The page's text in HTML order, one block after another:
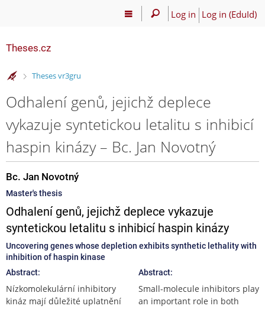
Log in Log in (EduId)
Theses.cz
>
Theses vr3gru
Odhalení genů, jejichž deplece
vykazuje syntetickou letalitu s inhibicí
haspin kinázy – Bc. Jan Novotný
Bc. Jan Novotný
Master's thesis
Odhalení genů, jejichž deplece vykazuje
syntetickou letalitu s inhibicí haspin kinázy
Uncovering genes whose depletion exhibits synthetic lethality with
inhibition of haspin kinase
Abstract:
Nízkomolekulární inhibitory
kináz mají důležité uplatnění
Abstract:
Small-molecule inhibitors play
an important role in both